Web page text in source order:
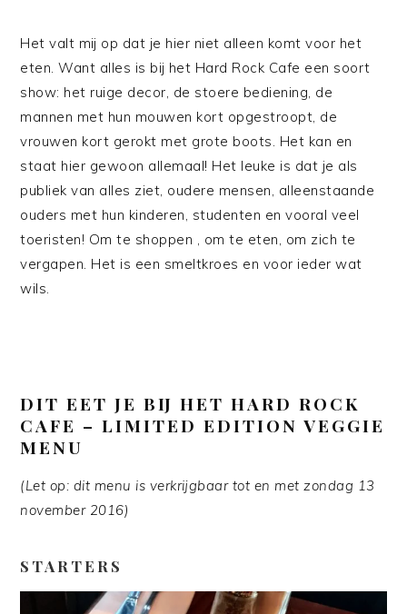
Het valt mij op dat je hier niet alleen komt voor het
eten. Want alles is bij het Hard Rock Cafe een soort
show: het ruige decor, de stoere bediening, de
mannen met hun mouwen kort opgestroopt, de
vrouwen kort gerokt met grote boots. Het kan en
staat hier gewoon allemaal! Het leuke is dat je als
publiek van alles ziet, oudere mensen, alleenstaande
ouders met hun kinderen, studenten en vooral veel
toeristen! Om te shoppen , om te eten, om zich te
vergapen. Het is een smeltkroes en voor ieder wat
wils.
DIT EET JE BIJ HET HARD ROCK
CAFE – LIMITED EDITION VEGGIE
MENU
(Let op: dit menu is verkrijgbaar tot en met zondag 13
november 2016)
STARTERS